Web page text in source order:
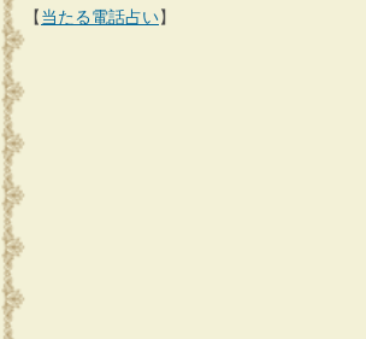
【当たる電話占い】